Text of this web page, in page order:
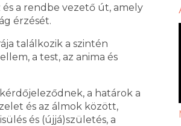
a rendbe vezető út, amely
érzését.
találkozik a szintén
a test, az anima és
a határok a
és az álmok között,
és (újjá)születés, a